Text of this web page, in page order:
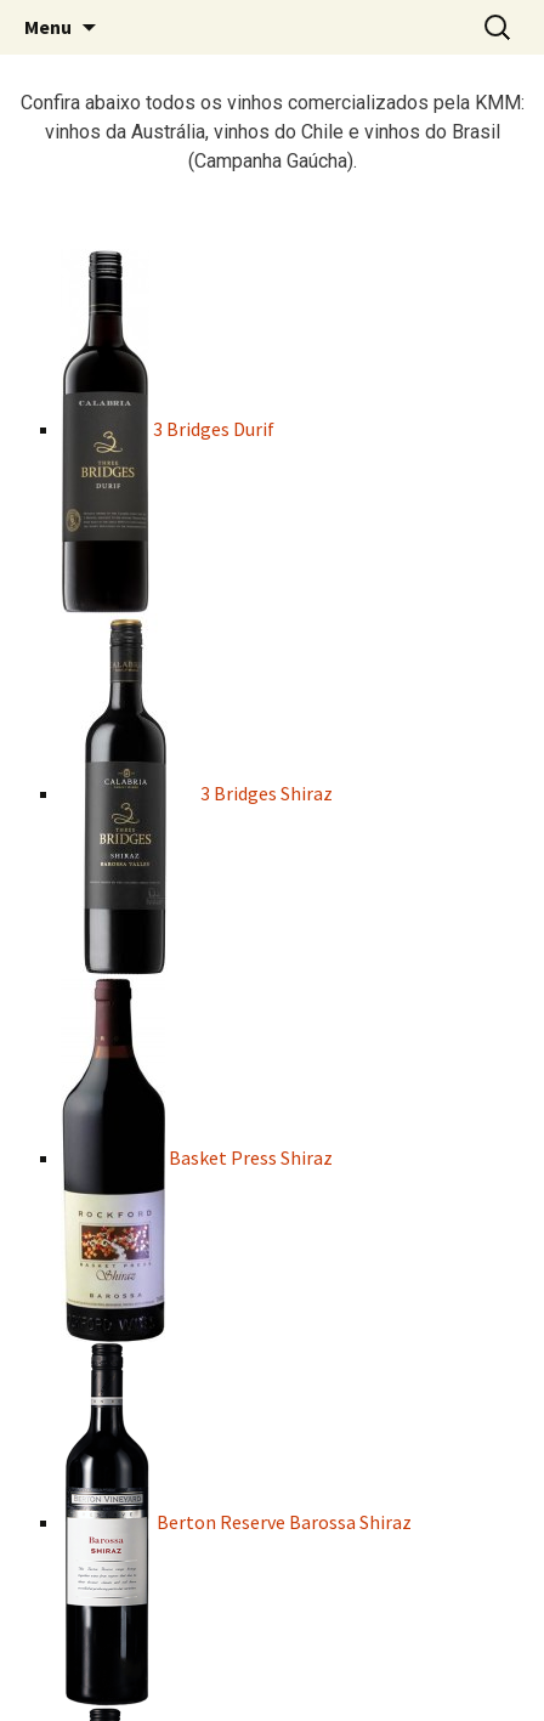
KMM Vinhos
A Importadora dos Melhores Vinhos da
Austrália, Chile e África do Sul
Menu
Confira abaixo todos os vinhos comercializados pela KMM:
vinhos da Austrália, vinhos do Chile e vinhos do Brasil
(Campanha Gaúcha).
3 Bridges Durif
3 Bridges Shiraz
Basket Press Shiraz
Berton Reserve Barossa Shiraz